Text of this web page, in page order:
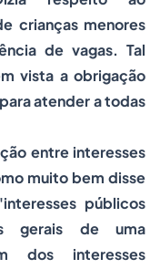
crianças menores
de vagas. Tal
vista a obrigação
atender a todas
entre interesses
muito bem disse
públicos
gerais de uma
dos interesses